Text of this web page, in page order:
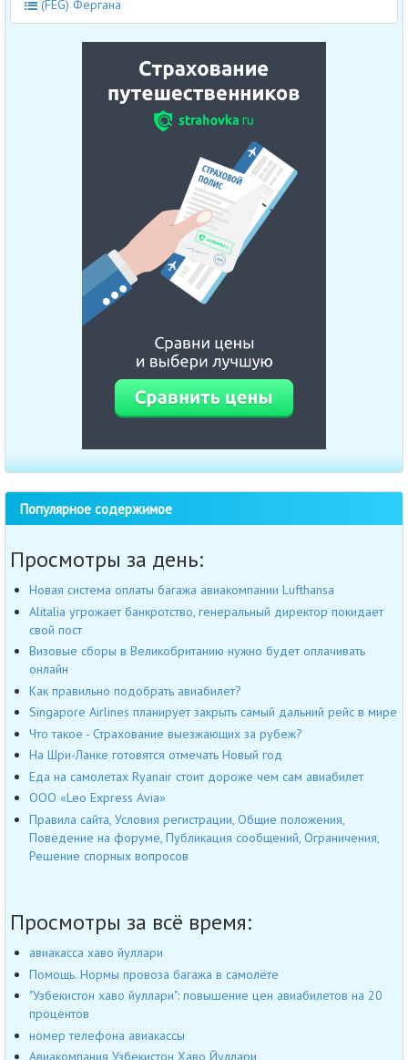
(FEG) Фергана
Популярное содержимое
Просмотры за день:
Новая система оплаты багажа авиакомпании Lufthansa
Alitalia угрожает банкротство, генеральный директор покидает
свой пост
Визовые сборы в Великобританию нужно будет оплачивать
онлайн
Как правильно подобрать авиабилет?
Singapore Airlines планирует закрыть самый дальний рейс в мире
Что такое - Страхование выезжающих за рубеж?
На Шри-Ланке готовятся отмечать Новый год
Еда на самолетах Ryanair стоит дороже чем сам авиабилет
OOO «Leo Express Avia»
Правила сайта, Условия регистрации, Общие положения,
Поведение на форуме, Публикация сообщений, Ограничения,
Решение спорных вопросов
Просмотры за всё время:
авиакасса хаво йуллари
Помощь. Нормы провоза багажа в самолёте
"Узбекистон хаво йуллари": повышение цен авиабилетов на 20
процентов
номер телефона авиакассы
Авиакомпания Узбекистон Хаво Йуллари